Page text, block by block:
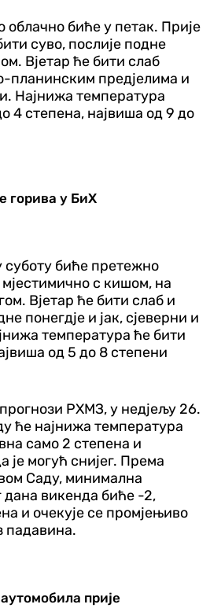
облачно биће у петак. Прије
суво, послије подне
Вјетар ће бити слаб
планинским предјелима и
Најнижа температура
4 степена, највиша од 9 до
горива у БиХ
биће претежно
с кишом, на
Вјетар ће бити слаб и
понегдје и јак, сјеверни и
температура ће бити
од 5 до 8 степени
РХМЗ, у недјељу 26.
ће најнижа температура
само 2 степена и
је могућ снијег. Према
Саду, минимална
дана викенда биће -2,
и очекује се промјењиво
падавина.
прије